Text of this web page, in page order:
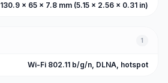
130.9 x 65 x 7.8 mm (5.15 x 2.56 x 0.31 in)
1
Wi-Fi 802.11 b/g/n, DLNA, hotspot